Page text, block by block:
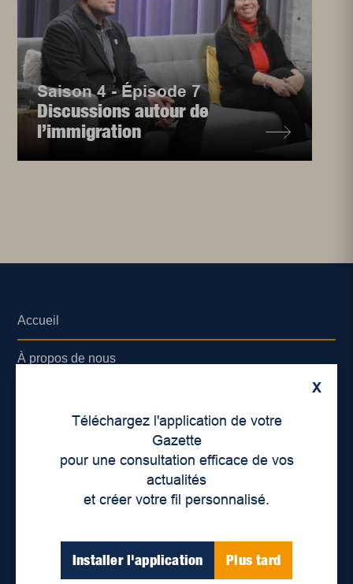
Saison 4 - Épisode 7
Discussions autour de
l’immigration
X
Téléchargez l'application de votre
Gazette
pour une consultation efficace de vos
actualités
et créer votre fil personnalisé.
Installer l'application Plus tard
Accueil
À propos de nous
Lieux de distribution